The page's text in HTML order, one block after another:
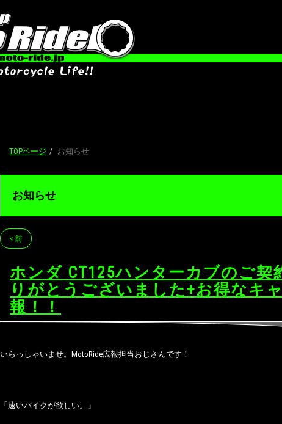
TOPページ お知らせ
お知らせ
< 前
ホンダ CT125ハンターカブのご契
りがとうございました+お得なキ
報！！
いらっしゃいませ。MotoRide広報担当おじさんです！
「速いバイクが欲しい。」